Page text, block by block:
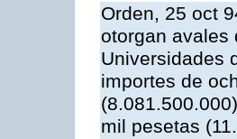
Orden, 25 oct
otorgan avales
Universidades
importes de
mil pesetas